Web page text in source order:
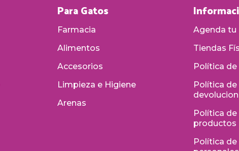
Para Gatos
Farmacia
Alimentos
Accesorios
Limpieza e Higiene
Arenas
Agenda tu
Tiendas
Política de
Política
Política
productos
Política